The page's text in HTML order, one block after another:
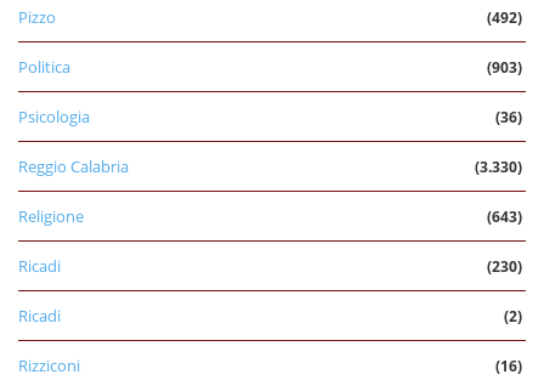
Pizzo (492)
Politica (903)
Psicologia (36)
Reggio Calabria (3.330)
Religione (643)
Ricadi (230)
Ricadi (2)
Rizziconi (16)